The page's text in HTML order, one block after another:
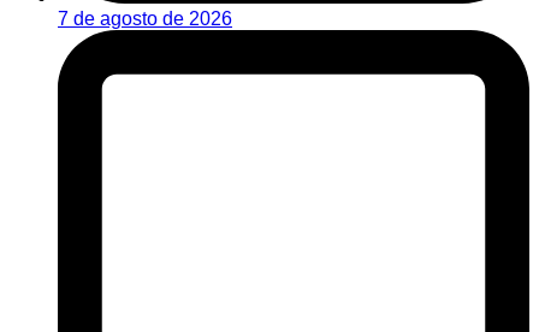
7 de agosto de 2026